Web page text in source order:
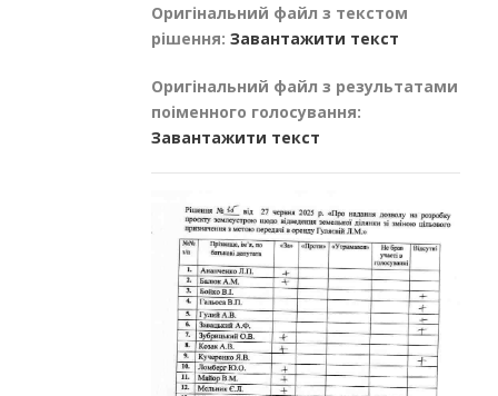
Оригінальний файл з текстом
рішення: Завантажити текст
Оригінальний файл з результатами
поіменного голосування:
Завантажити текст